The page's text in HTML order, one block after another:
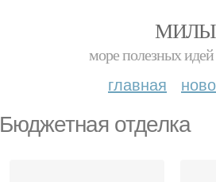
море полезных
главная
Бюджетная отделка